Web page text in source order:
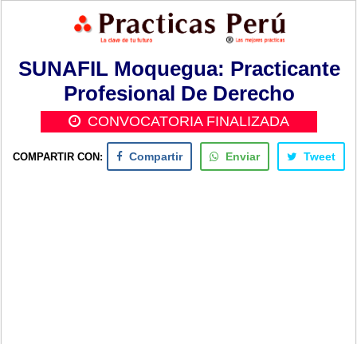
SUNAFIL Moquegua: Practicante
Profesional De Derecho
CONVOCATORIA FINALIZADA
COMPARTIR CON: Compartir Enviar Tweet